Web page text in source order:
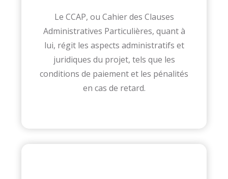
Le CCAP, ou Cahier des Clauses
Administratives Particulières, quant à
lui, régit les aspects administratifs et
juridiques du projet, tels que les
conditions de paiement et les pénalités
en cas de retard.